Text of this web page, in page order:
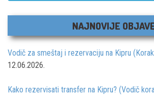
NAJNOVIJE
Vodič za smeštaj i rezervaciju na Kipru
12.06.2026.
Kako rezervisati transfer na Kipru? (Vodič